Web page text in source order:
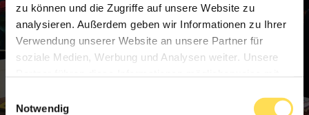
zu können und die Zugriffe auf unsere Website zu
analysieren. Außerdem geben wir Informationen zu Ihrer
Verwendung unserer Website an unsere Partner für
soziale Medien, Werbung und Analysen weiter. Unsere
haben oder die sie im Rahmen Ihrer Nutzung der Dienste
Notwendig
Benachrichtigung von uns. Ihre Einwilligung
können Sie jederzeit mit Wirkung für die Zukunft
am Ende jedes Blog-Updates oder unter
info@designfunktion.de widerrufen. Bitte beachten
Sie auch unsere Datenschutzerklärung.